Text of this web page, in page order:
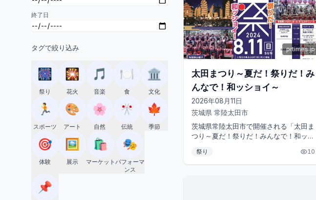
終了日
タグで絞り込み
🎆
祭り
🎇
花火
🎵
音楽
🍽️
食
🏛️
文化
🏃
スポーツ
🎨
アート
🌸
自然
🎌
伝統
🍁
季節
🎯
体験
🖼️
展示
🛍️
マーケット
🎭
パフォーマ
ンス
📌
prtimes.jp
太田まつり～夏だ！祭りだ！み
んなで！和ッショイ～
2026年08月11日
茨城県 常陸太田市
茨城県常陸太田市で開催される「太田ま
つり～夏だ！祭りだ！みんなで！和ッシ
周年を記念して開催される、常陸...
祭り 10